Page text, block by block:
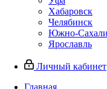
Хабаровск
Челябинск
Южно-
Ярославль
Личный кабинет
Главная